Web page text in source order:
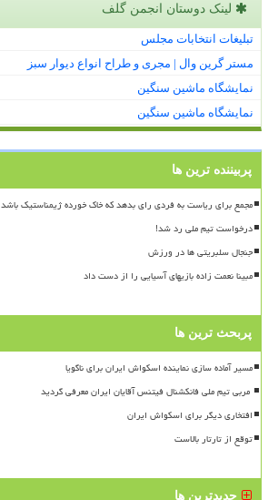
لینک دوستان انجمن گلف
تبلیغات انتخابات مجلس
مستر گرین وال | مجری و طراح انواع دیوار سبز
نمایشگاه ماشین سنگین
نمایشگاه ماشین سنگین
پربیننده ترین ها
مجمع برای ریاست به فردی رای بدهد که خاک خورده ژیمناستیک باشد
درخواست تیم ملی رد شد!
جنجال سلبریتی ها در ورزش
مبینا نعمت زاده بازیهای آسیایی را از دست داد
پربحث ترین ها
مسیر آماده سازی نماینده اسکواش ایران برای ناگویا
افتخاری دیگر برای اسکواش ایران
توقع از تارتار بالاست
جدیدترین ها